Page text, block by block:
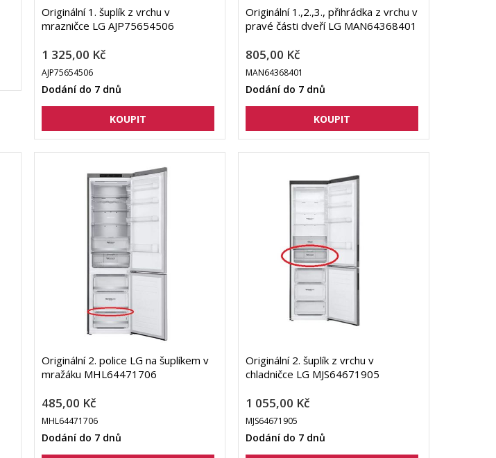
Originální 1. šuplík z vrchu v
mrazničce LG AJP75654506
1 325,00 Kč
AJP75654506
Dodání do 7 dnů
Originální 1.,2.,3., přihrádka z vrchu v
pravé části dveří LG MAN64368401
805,00 Kč
MAN64368401
Dodání do 7 dnů
Originální 2. police LG na šuplíkem v
mražáku MHL64471706
485,00 Kč
MHL64471706
Dodání do 7 dnů
Originální 2. šuplík z vrchu v
chladničce LG MJS64671905
1 055,00 Kč
MJS64671905
Dodání do 7 dnů